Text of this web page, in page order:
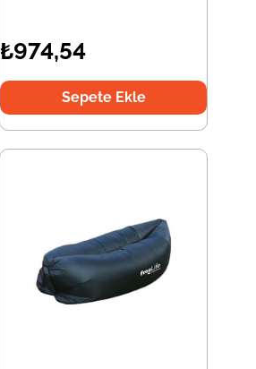
₺974,54
Sepete Ekle